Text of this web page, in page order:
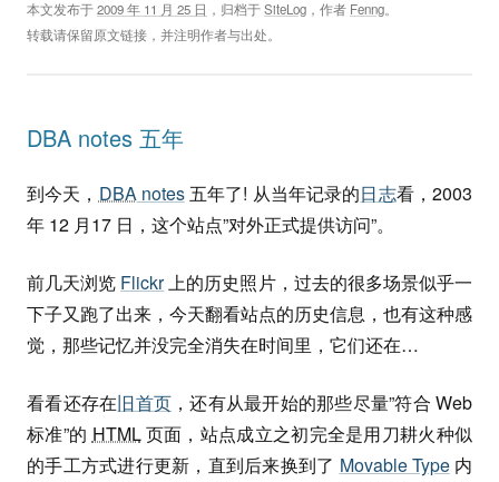
本文发布于2009 年 11 月 25 日 ，归档于SiteLog ，作者 Fenng。
转载请保留原文链接，并注明作者与出处。
DBA notes 五年
到今天， DBAnotes五年了! 从当年记录的日志看，2003
年 12 月17 日，这个站点”对外正式提供访问”。
前几天浏览 Flickr上的历史照片，过去的很多场景似乎一
下子又跑了出来，今天翻看站点的历史信息，也有这种感
觉，那些记忆并没完全消失在时间里，它们还在…
看看还存在旧首页 ，还有从最开始的那些尽量”符合 Web
标准”的 HTML页面，站点成立之初完全是用刀耕火种似
的手工方式进行更新，直到后来换到了 Movable Type内